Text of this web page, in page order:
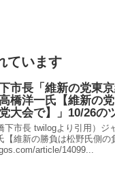
ています
市長「維新の党東
橋洋一氏【維新の
大会で】」10/26の
下市長 twilogより引用）ジ
【維新の勝負は松野氏側の
article/14099...